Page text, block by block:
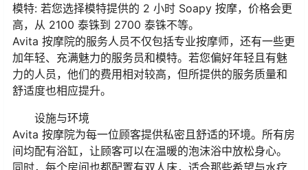
模特: 若您选择模特提供的 2 小时 Soapy 按摩，价格会更
高，从 2100 泰铢到 2700 泰铢不等。
Avita 按摩院的服务人员不仅包括专业按摩师，还有一些更
加年轻、充满魅力的服务员和模特。若您偏好年轻且有魅
力的人员，他们的费用相对较高，但所提供的服务质量和
舒适度也相应提升。
设施与环境
Avita 按摩院为每一位顾客提供私密且舒适的环境。所有房
间均配有浴缸，让顾客可以在温暖的泡沫浴中放松身心。